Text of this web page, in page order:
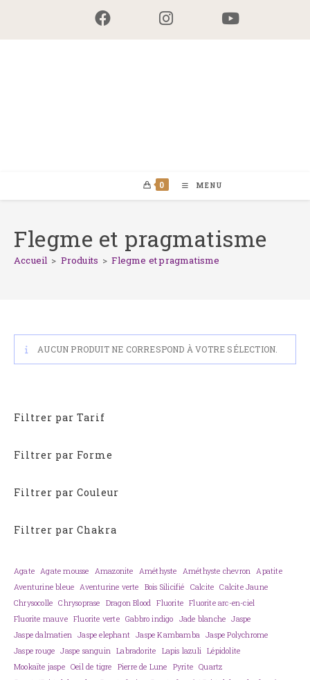
content
0 MENU
Flegme et pragmatisme
Accueil > Produits > Flegme et pragmatisme
AUCUN PRODUIT NE CORRESPOND À VOTRE SÉLECTION.
Filtrer par Tarif
Filtrer par Forme
Filtrer par Couleur
Filtrer par Chakra
Agate Agate mousse Amazonite Améthyste Améthyste chevron
Apatite
Aventurine bleue
Aventurine verte Bois Silicifié Calcite
Calcite Jaune
Chrysocolle
Chrysoprase Dragon Blood Fluorite Fluorite arc-en-ciel
Fluorite mauve Fluorite verte Gabbro indigo Jade blanche
Jaspe
Jaspe dalmatien Jaspe elephant Jaspe Kambamba Jaspe Polychrome
Jaspe rouge
Jaspe sanguin Labradorite Lapis lazuli Lépidolite
Mookaïte jaspe Oeil de tigre Pierre de Lune Pyrite Quartz